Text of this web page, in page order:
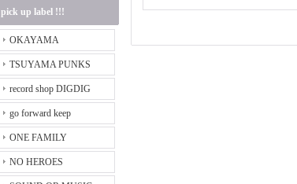
pick up label !!!
OKAYAMA
TSUYAMA PUNKS
record shop DIGDIG
go forward keep
ONE FAMILY
NO HEROES